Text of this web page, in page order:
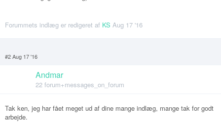
Forummets indlæg er redigeret af KS Aug 17 '16
#2 Aug 17 '16
Andmar
22 forum+messages_on_forum
Tak ken, jeg har fået meget ud af dine mange indlæg, mange tak for godt
arbejde.